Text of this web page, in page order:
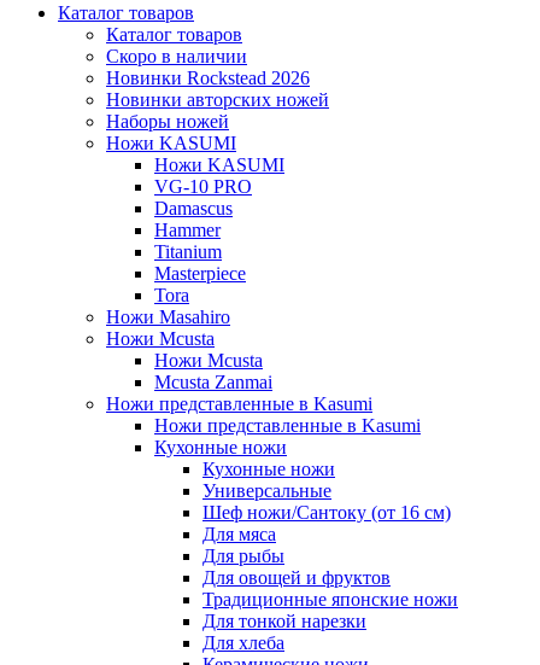
Каталог товаров
Каталог товаров
Скоро в наличии
Новинки Rockstead 2026
Новинки авторских ножей
Наборы ножей
Ножи KASUMI
Ножи KASUMI
VG-10 PRO
Damascus
Hammer
Titanium
Masterpiece
Tora
Ножи Masahiro
Ножи Mcusta
Ножи Mcusta
Mcusta Zanmai
Ножи представленные в Kasumi
Ножи представленные в Kasumi
Кухонные ножи
Кухонные ножи
Универсальные
Шеф ножи/Сантоку (от 16 см)
Для мяса
Для рыбы
Для овощей и фруктов
Традиционные японские ножи
Для тонкой нарезки
Для хлеба